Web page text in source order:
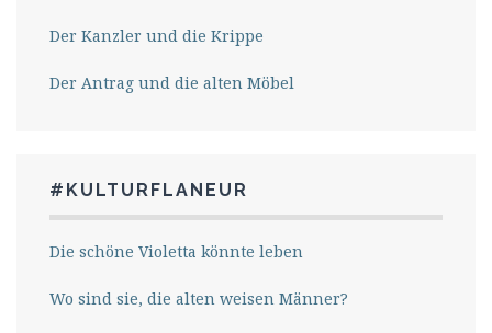
Der Kanzler und die Krippe
Der Antrag und die alten Möbel
#KULTURFLANEUR
Die schöne Violetta könnte leben
Wo sind sie, die alten weisen Männer?